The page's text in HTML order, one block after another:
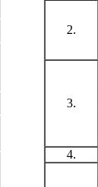
2.
3.
4.